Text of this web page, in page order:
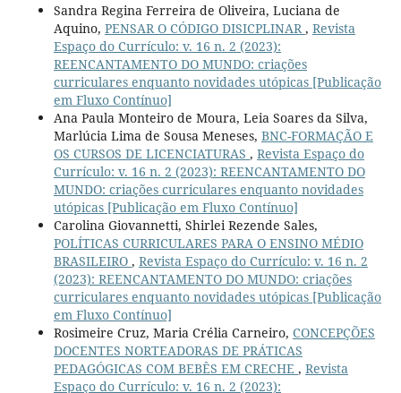
Sandra Regina Ferreira de Oliveira, Luciana de
Aquino, PENSAR O CÓDIGO DISICPLINAR, Revista
Espaço do Currículo: v. 16 n. 2 (2023):
REENCANTAMENTO DO MUNDO: criações
curriculares enquanto novidades utópicas [Publicação
em Fluxo Contínuo]
Ana Paula Monteiro de Moura, Leia Soares da Silva,
Marlúcia Lima de Sousa Meneses, BNC-FORMAÇÃO E
OS CURSOS DE LICENCIATURAS , Revista Espaço do
Currículo: v. 16 n. 2 (2023): REENCANTAMENTO DO
MUNDO: criações curriculares enquanto novidades
utópicas [Publicação em Fluxo Contínuo]
Carolina Giovannetti, Shirlei Rezende Sales,
POLÍTICAS CURRICULARES PARA O ENSINO MÉDIO
BRASILEIRO , Revista Espaço do Currículo: v. 16 n. 2
(2023): REENCANTAMENTO DO MUNDO: criações
curriculares enquanto novidades utópicas [Publicação
em Fluxo Contínuo]
Rosimeire Cruz, Maria Crélia Carneiro, CONCEPÇÕES
DOCENTES NORTEADORAS DE PRÁTICAS
PEDAGÓGICAS COM BEBÊS EM CRECHE , Revista
Espaço do Currículo: v. 16 n. 2 (2023):